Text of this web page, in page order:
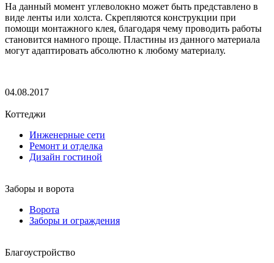
На данный момент углеволокно может быть представлено в
виде ленты или холста. Скрепляются конструкции при
помощи монтажного клея, благодаря чему проводить работы
становится намного проще. Пластины из данного материала
могут адаптировать абсолютно к любому материалу.
04.08.2017
Коттеджи
Инженерные сети
Ремонт и отделка
Дизайн гостиной
Заборы и ворота
Ворота
Заборы и ограждения
Благоустройство